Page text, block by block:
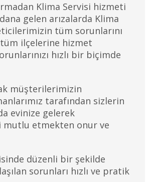
Klima Servisi hizmeti
gelen arızalarda Klima
tüm sorunlarını
ilçelerine hizmet
hızlı bir biçimde
müşterilerimizin
tarafından sizlerin
evinize gelerek
mutlu etmekten onur ve
düzenli bir şekilde
sorunları hızlı ve pratik